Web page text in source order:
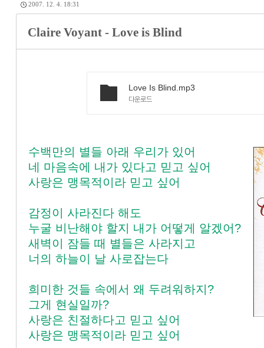
2007. 12. 4. 18:31
Claire Voyant - Love is Blind
Love Is Blind.mp3
다운로드
수백만의 별들 아래 우리가 있어
네 마음속에 내가 있다고 믿고 싶어
사랑은 맹목적이라 믿고 싶어
감정이 사라진다 해도
누굴 비난해야 할지 내가 어떻게 알겠어?
새벽이 잠들 때 별들은 사라지고
너의 하늘이 날 사로잡는다
희미한 것들 속에서 왜 두려워하지?
그게 현실일까?
사랑은 친절하다고 믿고 싶어
사랑은 맹목적이라 믿고 싶어